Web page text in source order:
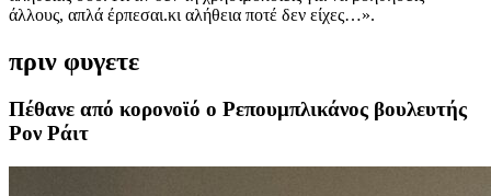
άλλους, απλά έρπεσαι.κι αλήθεια ποτέ δεν είχες…».
πριν φυγετε
Πέθανε από κορονοϊό ο Ρεπουμπλικάνος βουλευτής
Ρον Ράιτ